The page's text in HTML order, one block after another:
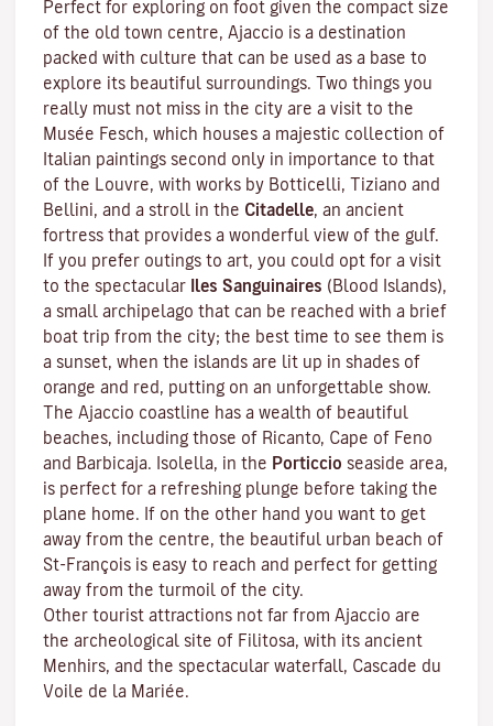
Perfect for exploring on foot given the compact size
of the old town centre, Ajaccio is a destination
packed with culture that can be used as a base to
explore its beautiful surroundings. Two things you
really must not miss in the city are a visit to the
Musée Fesch, which houses a majestic collection of
Italian paintings second only in importance to that
of the Louvre, with works by Botticelli, Tiziano and
Bellini, and a stroll in the Citadelle, an ancient
fortress that provides a wonderful view of the gulf.
If you prefer outings to art, you could opt for a visit
to the spectacular Iles Sanguinaires (Blood Islands),
a small archipelago that can be reached with a brief
boat trip from the city; the best time to see them is
a sunset, when the islands are lit up in shades of
orange and red, putting on an unforgettable show.
The Ajaccio coastline has a wealth of beautiful
beaches, including those of Ricanto, Cape of Feno
and Barbicaja.
Isolella, in the Porticcio seaside area,
is perfect for a refreshing plunge before taking the
plane home. If on the other hand you want to get
away from the centre, the beautiful urban beach of
St-François is easy to reach and perfect for getting
away from the turmoil of the city.
Other tourist attractions not far from Ajaccio are
the archeological site of Filitosa, with its ancient
Menhirs, and the spectacular waterfall, Cascade du
Voile de la Mariée.